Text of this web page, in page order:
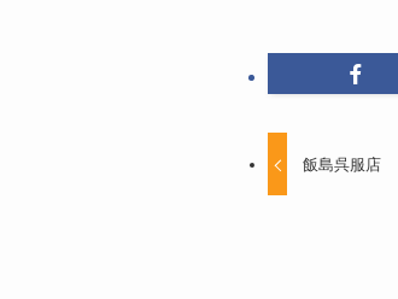
飯島呉服店